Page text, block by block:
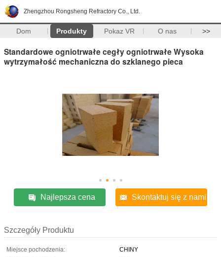
Zhengzhou Rongsheng Refractory Co., Ltd.
Dom Produkty Pokaz VR O nas >>
Standardowe ogniotrwałe cegły ogniotrwałe Wysoka
wytrzymałość mechaniczna do szklanego pieca
Najlepsza cena Skontaktuj się z nami
Szczegóły Produktu
Miejsce pochodzenia:
CHINY